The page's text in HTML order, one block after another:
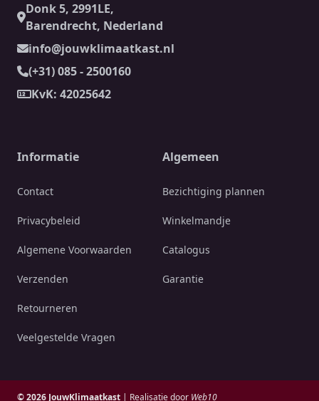
Donk 5, 2991LE,
Barendrecht, Nederland
info@jouwklimaatkast.nl
(+31) 085 - 2500160
KvK: 42025642
Informatie
Contact
Privacybeleid
Algemene Voorwaarden
Verzenden
Retourneren
Veelgestelde Vragen
Algemeen
Bezichtiging plannen
Winkelmandje
Catalogus
Garantie
© 2026 JouwKlimaatkast | Realisatie door Web10